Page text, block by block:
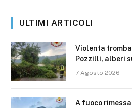
ULTIMI ARTICOLI
Violenta
Pozzilli, alberi
7 Agosto 2026
A fuoco